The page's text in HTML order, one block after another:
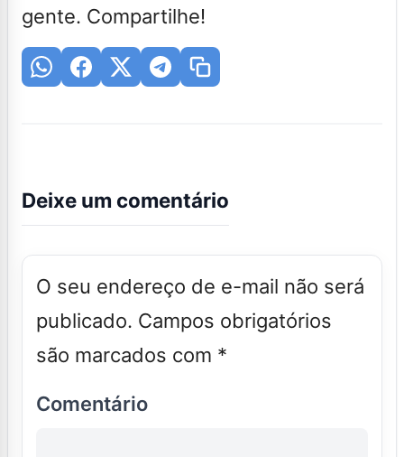
gente. Compartilhe!
Deixe um comentário
O seu endereço de e-mail não será
publicado. Campos obrigatórios
são marcados com *
Comentário